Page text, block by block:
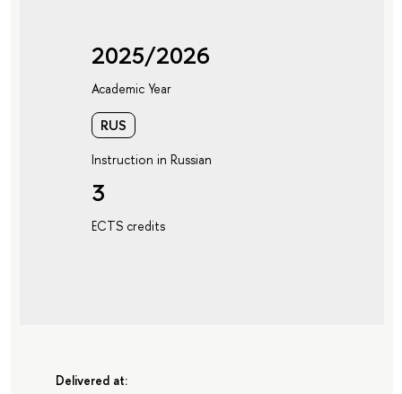
2025/2026
Academic Year
RUS
Instruction in Russian
3
ECTS credits
Delivered at: